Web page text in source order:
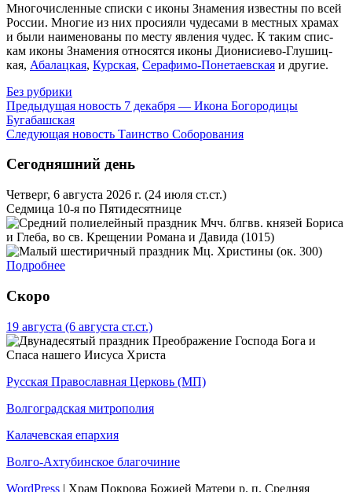
Мно­го­чис­лен­ные спис­ки с ико­ны Зна­ме­ния из­вест­ны по всей
Рос­сии. Мно­гие из них про­си­я­ли чу­де­са­ми в мест­ных хра­мах
и бы­ли на­име­но­ва­ны по ме­сту яв­ле­ния чу­дес. К та­ким спис­
кам ико­ны Зна­ме­ния от­но­сят­ся ико­ны Ди­о­ни­си­е­во-Глу­шиц­
кая, Аба­лац­кая, Кур­ская, Се­ра­фи­мо-По­не­та­ев­ская и дру­гие.
Без рубрики
Предыдущая новость 7 декабря — Икона Богородицы
Бугабашская
Следующая новость Таинство Соборования
Сегодняшний день
Четверг, 6 августа 2026 г. (24 июля ст.ст.)
Седмица 10-я по Пятидесятнице
Мчч. блгвв. князей Бориса
и Глеба, во св. Крещении Романа и Давида (1015)
Мц. Христины (ок. 300)
Подробнее
Скоро
19 августа (6 августа ст.ст.)
Преображение Господа Бога и
Спаса нашего Иисуса Христа
Русская Православная Церковь (МП)
Волгоградская митрополия
Калачевская епархия
Волго-Ахтубинское благочиние
WordPress | Храм Покрова Божией Матери р. п. Средняя